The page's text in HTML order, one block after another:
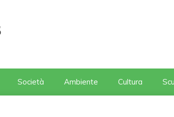
Società Ambiente Cultura